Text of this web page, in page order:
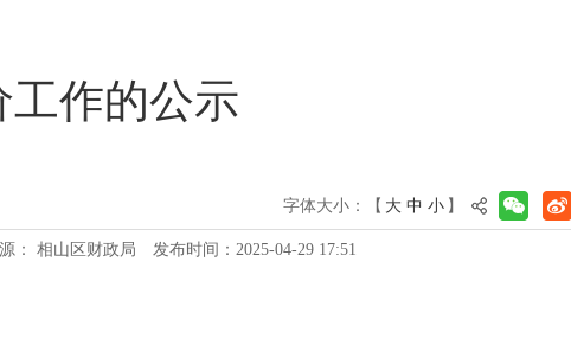
工作的公示
字体大小：【 大 中 小 】
： 相山区财政局 发布时间：2025-04-29 17:51